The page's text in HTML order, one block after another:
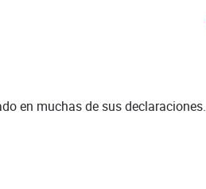
en muchas de sus declaraciones.